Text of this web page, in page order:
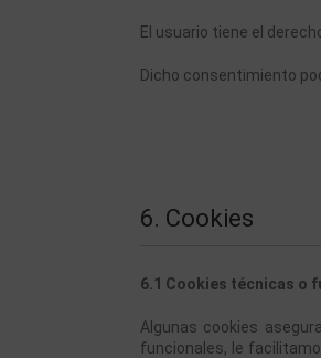
El usuario tiene el
Dicho consentimiento
6. Cookies
6.1 Cookies técnicas o
Algunas cookies
funcionales, le